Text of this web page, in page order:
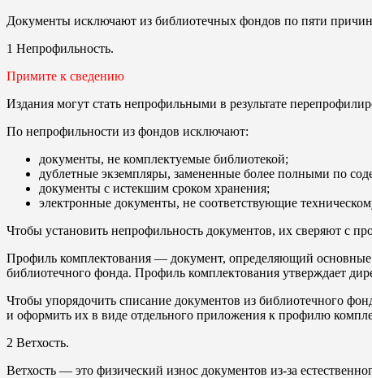
Документы исключают из библиотечных фондов по пяти
1 Непрофильность.
Примите к сведению
Издания могут стать непрофильными в результате
По непрофильности из фондов исключают:
документы, не комплектуемые библиотекой;
дублетные экземпляры, замененные более полными по
документы с истекшим сроком хранения;
электронные документы, не соответствующие
Чтобы установить непрофильность документов, их сверяют с
Профиль комплектования — документ, определяющий основные
библиотечного фонда. Профиль комплектования утверждает
Чтобы упорядочить списание документов из библиотечного
и оформить их в виде отдельного приложения к профилю
2 Ветхость.
Ветхость — это физический износ документов из-за